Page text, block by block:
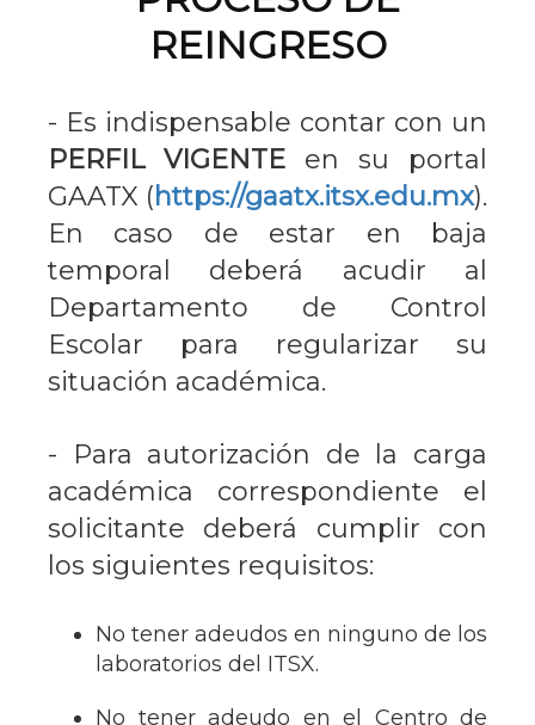
REINGRESO
- Es indispensable contar con un
PERFIL VIGENTE en su portal
GAATX (https://gaatx.itsx.edu.mx).
En caso de estar en baja
temporal deberá acudir al
Departamento de Control
Escolar para regularizar su
situación académica.
- Para autorización de la carga
académica correspondiente el
solicitante deberá cumplir con
los siguientes requisitos:
No tener adeudos en ninguno de los
laboratorios del ITSX.
No tener adeudo en el Centro de